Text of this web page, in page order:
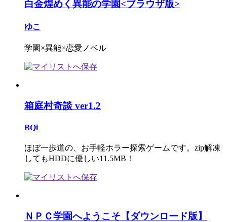
白金煌めく異能の学園<ブラウザ版>
ゆこ
学園×異能×恋愛ノベル
箱庭村奇談 ver1.2
BQi
ほぼ一歩道の、お手軽ホラー探索ゲームです。zip解凍
してもHDDに優しい11.5MB！
ＮＰＣ学園へようこそ【ダウンロード版】